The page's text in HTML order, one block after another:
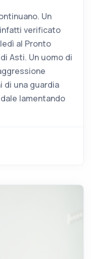
Un
verificato
al Pronto
Asti. Un uomo di
di una guardia
lamentando